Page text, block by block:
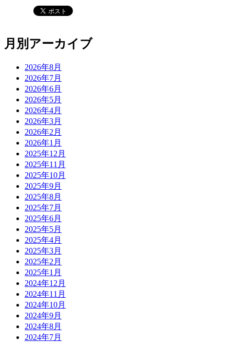
月別アーカイブ
2026年8月
2026年7月
2026年6月
2026年5月
2026年4月
2026年3月
2026年2月
2026年1月
2025年12月
2025年11月
2025年10月
2025年9月
2025年8月
2025年7月
2025年6月
2025年5月
2025年4月
2025年3月
2025年2月
2025年1月
2024年12月
2024年11月
2024年10月
2024年9月
2024年8月
2024年7月